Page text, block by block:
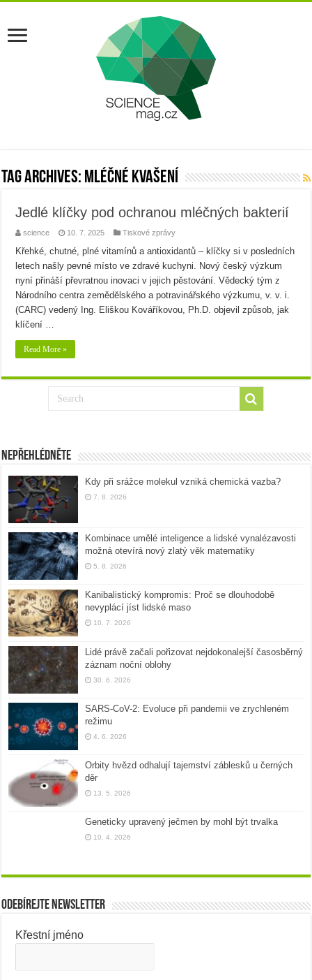
Tag Archives: mléčné kvašení
Jedlé klíčky pod ochranou mléčných bakterií
science 10. 7. 2025 Tiskové zprávy
Křehké, chutné, plné vitamínů a antioxidantů – klíčky si v posledních
letech našly pevné místo ve zdravé kuchyni. Nový český výzkum
nyní přináší převratnou inovaci v jejich pěstování. Vědecký tým z
Národního centra zemědělského a potravinářského výzkumu, v. v. i.
(CARC) vedený Ing. Eliškou Kováříkovou, Ph.D. objevil způsob, jak
klíčení …
Read More »
Nepřehlédněte
Kdy při srážce molekul vzniká chemická vazba?
7. 8. 2026
Kombinace umělé inteligence a lidské vynalézavosti
možná otevírá nový zlatý věk matematiky
5. 8. 2026
Kanibalistický kompromis: Proč se dlouhodobě
nevyplácí jíst lidské maso
10. 7. 2026
Lidé právě začali pořizovat nejdokonalejší časosběrný
záznam noční oblohy
30. 6. 2026
SARS-CoV-2: Evoluce při pandemii ve zrychleném
režimu
4. 6. 2026
Orbity hvězd odhalují tajemství záblesků u černých
děr
13. 5. 2026
Geneticky upravený ječmen by mohl být trvalka
10. 4. 2026
Odebírejte newsletter
Křestní jméno